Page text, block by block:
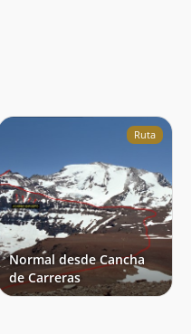
Ruta
Normal desde Cancha
de Carreras